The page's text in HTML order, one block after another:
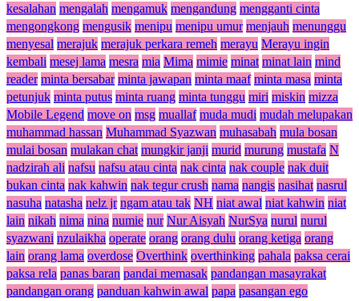
kesalahan mengalah mengamuk mengandung mengganti cinta
mengongkong mengusik menipu menipu umur menjauh menunggu
menyesal merajuk merajuk perkara remeh merayu Merayu ingin
kembali mesej lama mesra mia Mima mimie minat minat lain mind
reader minta bersabar minta jawapan minta maaf minta masa minta
petunjuk minta putus minta ruang minta tunggu miri miskin mizza
Mobile Legend move on msg muallaf muda mudi mudah melupakan
muhammad hassan Muhammad Syazwan muhasabah mula bosan
mulai bosan mulakan chat mungkir janji murid murung mustafa N
nadzirah ali nafsu nafsu atau cinta nak cinta nak couple nak duit
bukan cinta nak kahwin nak tegur crush nama nangis nasihat nasrul
nasuha natasha nelz jr ngam atau tak NH niat awal niat kahwin niat
lain nikah nima nina numie nur Nur Aisyah NurSya nurul nurul
syazwani nzulaikha operate orang orang dulu orang ketiga orang
lain orang lama overdose Overthink overthinking pahala paksa cerai
paksa rela panas baran pandai memasak pandangan masayrakat
pandangan orang panduan kahwin awal papa pasangan ego